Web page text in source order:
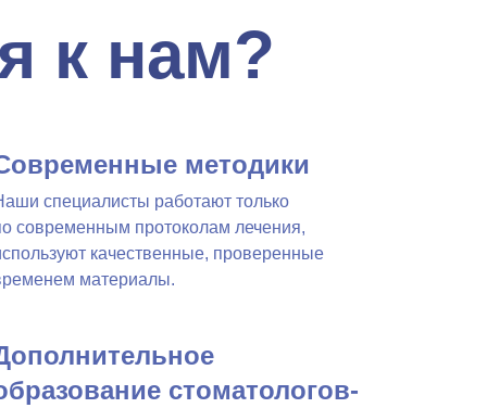
к нам?
методики
специалисты работают только
современным протоколам лечения,
качественные, проверенные
материалы.
стоматологов-